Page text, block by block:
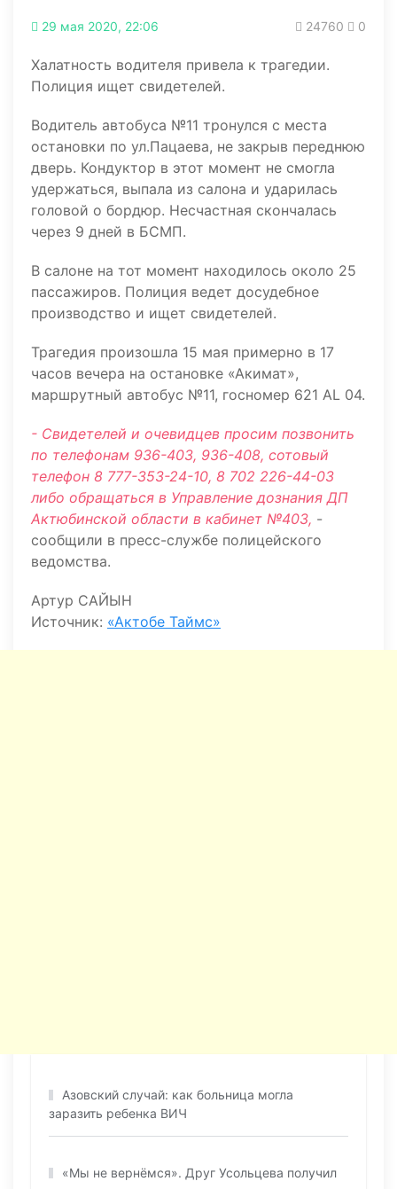
29 мая 2020, 22:06 24760 0
Халатность водителя привела к трагедии.
Полиция ищет свидетелей.
Водитель автобуса №11 тронулся с места
остановки по ул.Пацаева, не закрыв переднюю
дверь. Кондуктор в этот момент не смогла
удержаться, выпала из салона и ударилась
головой о бордюр. Несчастная скончалась
через 9 дней в БСМП.
В салоне на тот момент находилось около 25
пассажиров. Полиция ведет досудебное
производство и ищет свидетелей.
Трагедия произошла 15 мая примерно в 17
часов вечера на остановке «Акимат»,
маршрутный автобус №11, госномер 621 АL 04.
- Свидетелей и очевидцев просим позвонить
по телефонам 936-403, 936-408, сотовый
телефон 8 777-353-24-10, 8 702 226-44-03
либо обращаться в Управление дознания ДП
Актюбинской области в кабинет №403, -
сообщили в пресс-службе полицейского
ведомства.
Артур САЙЫН
Источник: «Актобе Таймс»
Азовский случай: как больница могла
заразить ребенка ВИЧ
«Мы не вернёмся». Друг Усольцева получил